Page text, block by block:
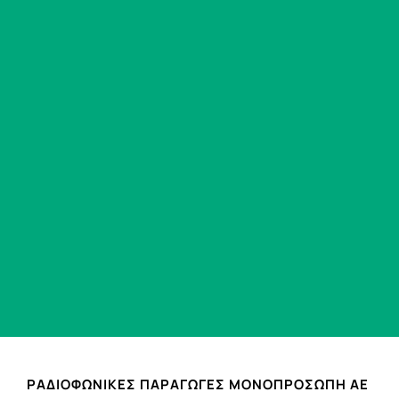
ΡΑΔΙΟΦΩΝΙΚΕΣ ΠΑΡΑΓΩΓΕΣ ΜΟΝΟΠΡΟΣΩΠΗ ΑΕ